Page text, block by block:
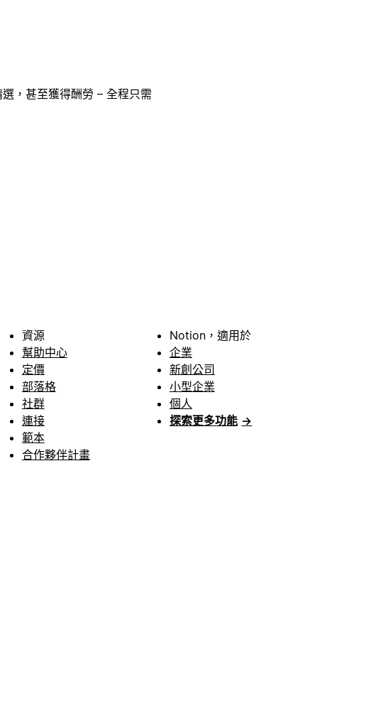
，甚至獲得酬勞 – 全程只需
資源
幫助中心
定價
部落格
社群
連接
範本
合作夥伴計畫
Notion，適用於
企業
新創公司
小型企業
個人
探索更多功能 →